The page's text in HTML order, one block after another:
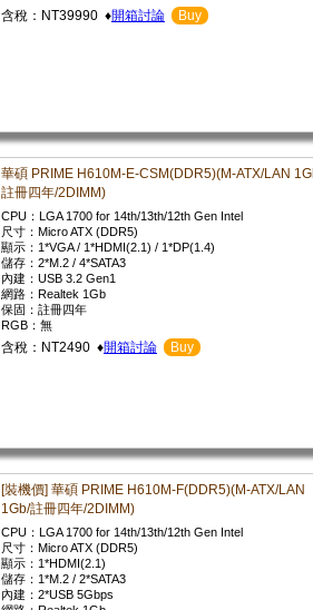
含稅：NT39990 ♦開箱討論 Buy
華碩 PRIME H610M-E-CSM(DDR5)(M-ATX/LAN
註冊四年/2DIMM)
CPU：LGA 1700 for 14th/13th/12th Gen Intel
尺寸：Micro ATX (DDR5)
顯示：1*VGA / 1*HDMI(2.1) / 1*DP(1.4)
儲存：2*M.2 / 4*SATA3
內建：USB 3.2 Gen1
網路：Realtek 1Gb
保固：註冊四年
RGB：無
含稅：NT2490 ♦開箱討論 Buy
[裝機價] 華碩 PRIME H610M-F(DDR5)(M-ATX/LAN
1Gb/註冊四年/2DIMM)
CPU：LGA 1700 for 14th/13th/12th Gen Intel
尺寸：Micro ATX (DDR5)
顯示：1*HDMI(2.1)
儲存：1*M.2 / 2*SATA3
內建：2*USB 5Gbps